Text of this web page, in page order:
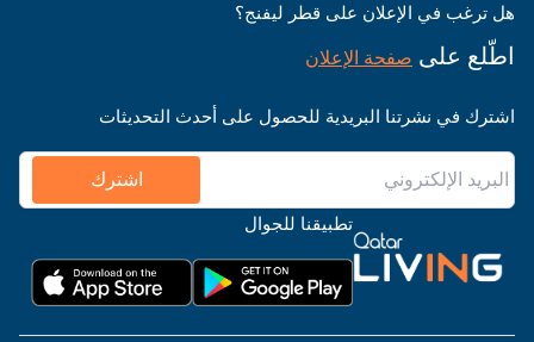
هل ترغب في الإعلان على قطر ليفنج؟
اطّلع على صفحة الإعلان
اشترك في نشرتنا البريدية للحصول على أحدث التحديثات
اشترك
تطبيقنا للجوال